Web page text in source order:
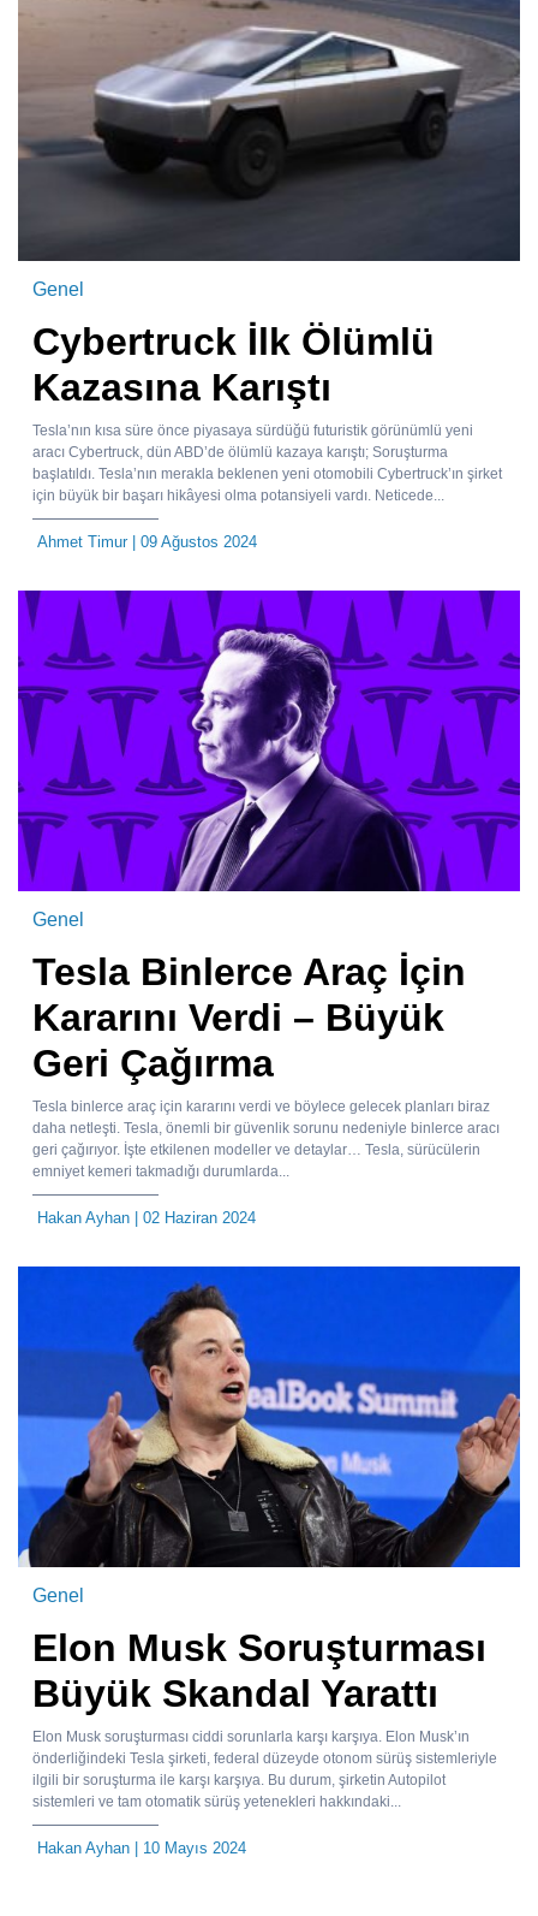
Genel
Cybertruck İlk Ölümlü
Kazasına Karıştı
Tesla’nın kısa süre önce piyasaya sürdüğü futuristik görünümlü yeni
aracı Cybertruck, dün ABD’de ölümlü kazaya karıştı; Soruşturma
başlatıldı. Tesla’nın merakla beklenen yeni otomobili Cybertruck’ın şirket
için büyük bir başarı hikâyesi olma potansiyeli vardı. Neticede...
Ahmet Timur| 09 Ağustos 2024
Genel
Tesla Binlerce Araç İçin
Kararını Verdi – Büyük
Geri Çağırma
Tesla binlerce araç için kararını verdi ve böylece gelecek planları biraz
daha netleşti. Tesla, önemli bir güvenlik sorunu nedeniyle binlerce aracı
geri çağırıyor. İşte etkilenen modeller ve detaylar… Tesla, sürücülerin
emniyet kemeri takmadığı durumlarda...
Hakan Ayhan | 02 Haziran 2024
Genel
Elon Musk Soruşturması
Büyük Skandal Yarattı
Elon Musk soruşturması ciddi sorunlarla karşı karşıya. Elon Musk’ın
önderliğindeki Tesla şirketi, federal düzeyde otonom sürüş sistemleriyle
ilgili bir soruşturma ile karşı karşıya. Bu durum, şirketin Autopilot
sistemleri ve tam otomatik sürüş yetenekleri hakkındaki...
Hakan Ayhan | 10 Mayıs 2024